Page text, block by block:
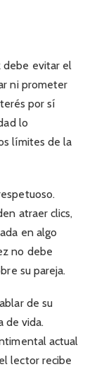
debe evitar el
ni prometer
por sí
lo
límites de la
atraer clics,
en algo
no debe
su pareja.
de su
de vida.
actual
lector recibe